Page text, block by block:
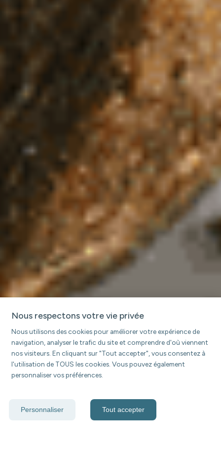
Nous respectons votre vie privée
Nous utilisons des cookies pour améliorer votre expérience de
navigation, analyser le trafic du site et comprendre d'où viennent
nos visiteurs. En cliquant sur "Tout accepter", vous consentez à
l'utilisation de TOUS les cookies. Vous pouvez également
personnaliser vos préférences.
Personnaliser Tout accepter